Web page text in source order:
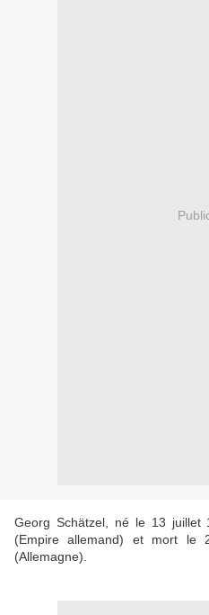
Georg Schätzel, né le 13 juillet
(Empire allemand) et mort le
(Allemagne).